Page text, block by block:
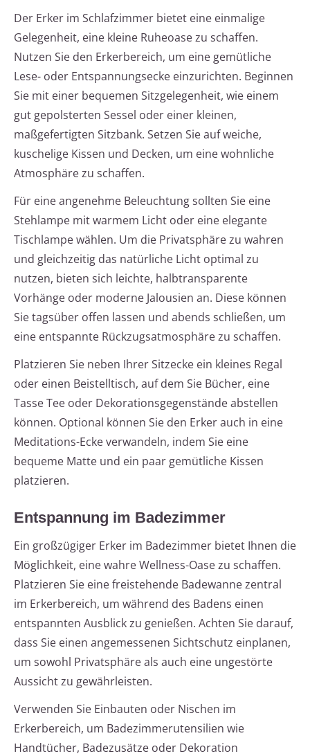
Der Erker im Schlafzimmer bietet eine einmalige
Gelegenheit, eine kleine Ruheoase zu schaffen.
Nutzen Sie den Erkerbereich, um eine gemütliche
Lese- oder Entspannungsecke einzurichten. Beginnen
Sie mit einer bequemen Sitzgelegenheit, wie einem
gut gepolsterten Sessel oder einer kleinen,
maßgefertigten Sitzbank. Setzen Sie auf weiche,
kuschelige Kissen und Decken, um eine wohnliche
Atmosphäre zu schaffen.
Für eine angenehme Beleuchtung sollten Sie eine
Stehlampe mit warmem Licht oder eine elegante
Tischlampe wählen. Um die Privatsphäre zu wahren
und gleichzeitig das natürliche Licht optimal zu
nutzen, bieten sich leichte, halbtransparente
Vorhänge oder moderne Jalousien an. Diese können
Sie tagsüber offen lassen und abends schließen, um
eine entspannte Rückzugsatmosphäre zu schaffen.
Platzieren Sie neben Ihrer Sitzecke ein kleines Regal
oder einen Beistelltisch, auf dem Sie Bücher, eine
Tasse Tee oder Dekorationsgegenstände abstellen
können. Optional können Sie den Erker auch in eine
Meditations-Ecke verwandeln, indem Sie eine
bequeme Matte und ein paar gemütliche Kissen
platzieren.
Entspannung im Badezimmer
Ein großzügiger Erker im Badezimmer bietet Ihnen die
Möglichkeit, eine wahre Wellness-Oase zu schaffen.
Platzieren Sie eine freistehende Badewanne zentral
im Erkerbereich, um während des Badens einen
entspannten Ausblick zu genießen. Achten Sie darauf,
dass Sie einen angemessenen Sichtschutz einplanen,
um sowohl Privatsphäre als auch eine ungestörte
Aussicht zu gewährleisten.
Verwenden Sie Einbauten oder Nischen im
Erkerbereich, um Badezimmerutensilien wie
Handtücher, Badezusätze oder Dekoration